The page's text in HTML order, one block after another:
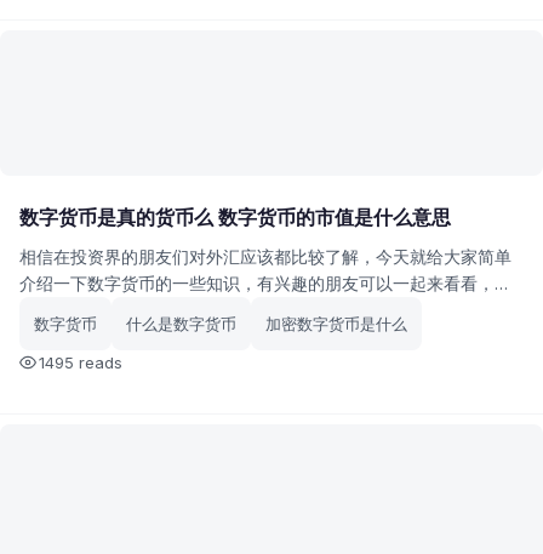
数字货币是真的货币么 数字货币的市值是什么意思
相信在投资界的朋友们对外汇应该都比较了解，今天就给大家简单
介绍一下数字货币的一些知识，有兴趣的朋友可以一起来看看，说
数字货币 什么是数字货币
加密数字货币是什么
1495 reads